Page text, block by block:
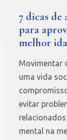
7 dicas de
para
melhor
Movimentar
uma vida
evitar
mental na